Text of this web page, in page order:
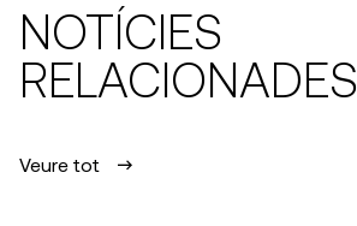
NOTÍCIES
RELACIONADES
Veure tot